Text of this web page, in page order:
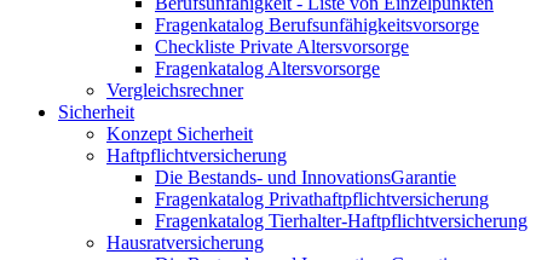
Fragenkatalog Berufsunfähigkeitsvorsorge
Checkliste Private Altersvorsorge
Fragenkatalog Altersvorsorge
Vergleichsrechner
Sicherheit
Konzept Sicherheit
Haftpflichtversicherung
Die Bestands- und InnovationsGarantie
Fragenkatalog Privathaftpflichtversicherung
Fragenkatalog Tierhalter-Haftpflichtversicherung
Hausratversicherung